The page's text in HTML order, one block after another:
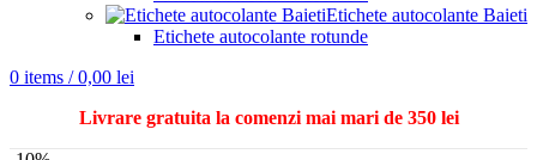
Etichete autocolante Baieti
Etichete autocolante rotunde
0 items / 0,00 lei
Livrare gratuita la comenzi mai mari de 350 lei